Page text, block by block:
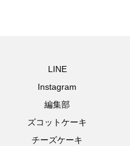
LINE
Instagram
編集部
ズコットケーキ
チーズケーキ